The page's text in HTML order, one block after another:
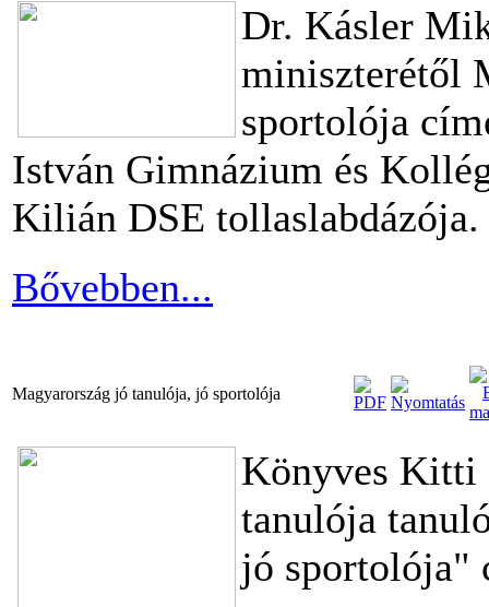
Dr. Kásler
miniszterétől
sportolója
István Gimnázium és
Kilián DSE tollaslabdázója.
Bővebben...
Magyarország jó tanulója, jó sportolója
Könyves Kitti
tanulója
jó sportolója"